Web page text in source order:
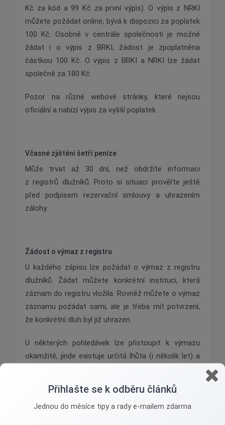
Kč za kód a 99 Kč za první výpis). O výpis z NRKI
můžete požádat online, bývá k dispozici za poplatek
100 Kč. Osobně v centrále společnosti je možné
žádat i o výpis z BRKI, žádost je zpoplatněna
částkou 100 Kč. O výpis z BRKI a NRKI lze žádat
společně za 180 Kč.
Pozor na různé webové stránky, které nejsou
oficiální a nabízí výpis za vyšší poplatek.
Včasné zjištění šetří peníze
Může trvat až 30 dní, než obdržíte informaci
z registrů dlužníků. Proto si situaci prověřte ještě
před podpisem rezervační smlouvy a uhrazením
zálohy.
Žádost o výmaz z registru
U každého zápisu lze požádat o výmaz z registru
dlužníků. Žádat můžete konkrétní instituci, která
záznam do registru vložila. Rovněž můžete o výmaz
záznamu požádat sami, ale je třeba mít potvrzení,
že konkrétní dluh byl již uhrazen.
U některých pohledávek lze přistoupit k výmazu
okamžitě, jinde existuje určitá lhůta (i několik let) a
Přihlašte se k odběru článků
Jednou do měsíce tipy a rady e-mailem zdarma